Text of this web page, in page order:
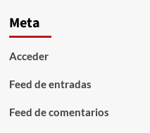
Meta
Acceder
Feed de entradas
Feed de comentarios